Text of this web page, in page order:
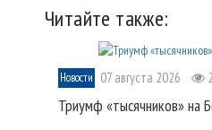
Читайте также:
Новости 07 августа 2026
Триумф «тысячников» на